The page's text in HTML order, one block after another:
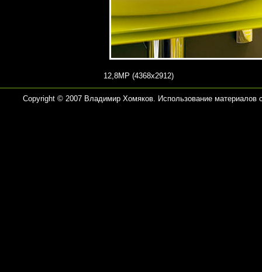
12,8MP (4368x2912)
Copyright © 2007 Владимир Хомяков. Использование материалов